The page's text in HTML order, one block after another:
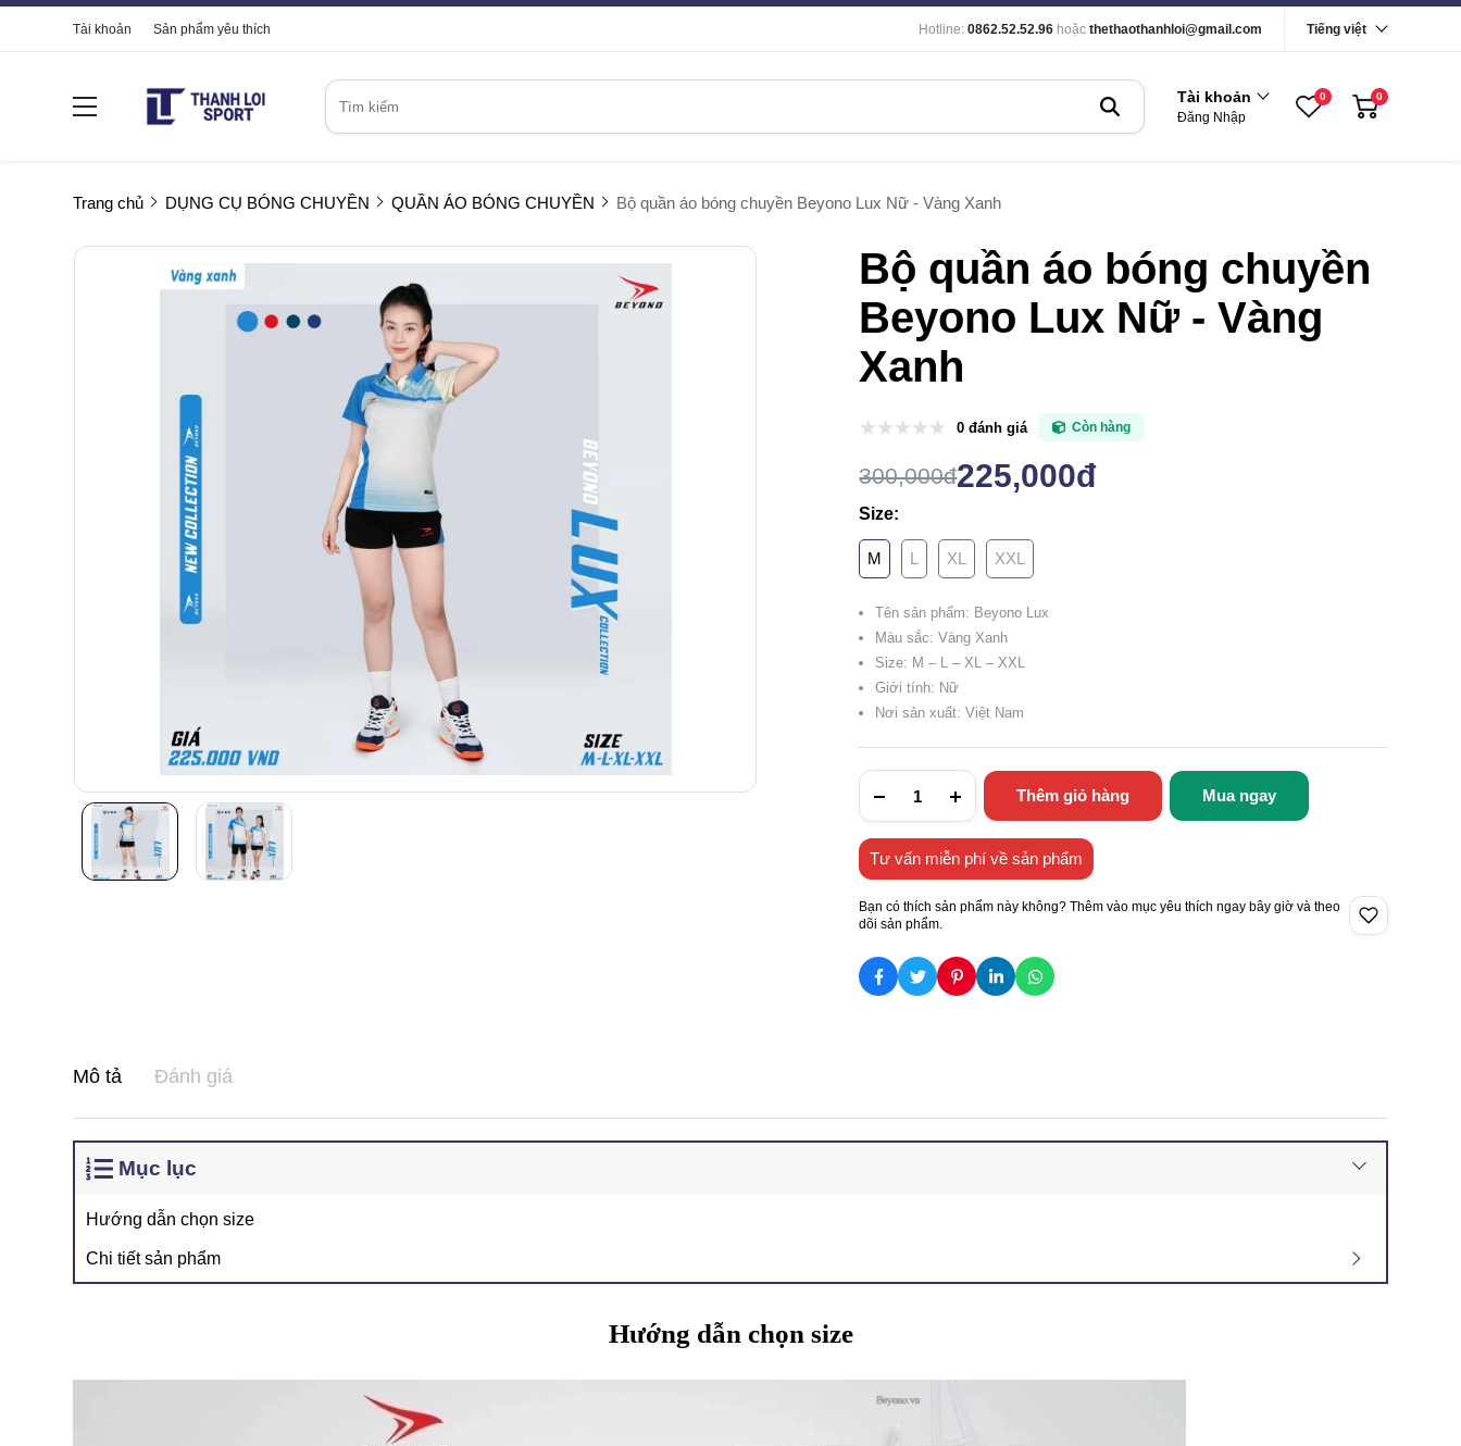
Tài khoản Sản phẩm yêu thích Hotline: 0862.52.52.96 hoặc thethaothanhloi@gmail.com Tiếng việt
Tài khoản
Đăng Nhập
0 0
Trang chủ DỤNG CỤ BÓNG CHUYỀN QUẦN ÁO BÓNG CHUYỀN Bộ quần áo bóng chuyền Beyono Lux Nữ - Vàng Xanh
Bộ quần áo bóng chuyền
Beyono Lux Nữ - Vàng
Xanh
0 đánh giá Còn hàng
300,000đ225,000đ
Size:
M L XL XXL
Tên sản phẩm: Beyono Lux
Màu sắc: Vàng Xanh
Size: M – L – XL – XXL
Giới tính: Nữ
Nơi sản xuất: Việt Nam
Thêm giỏ hàng Mua ngay
Tư vấn miễn phí về sản phẩm
Bạn có thích sản phẩm này không? Thêm vào mục yêu thích ngay bây giờ và theo
dõi sản phẩm.
Mô tả Đánh giá
Mục lục
Hướng dẫn chọn size
Chi tiết sản phẩm
Hướng dẫn chọn size